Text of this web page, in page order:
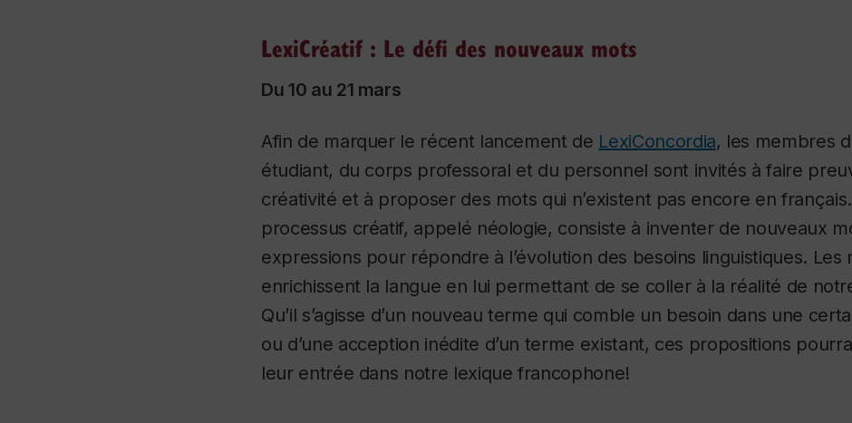
LexiCréatif : Le défi des nouveaux mots
Du 10 au 21 mars
Afin de marquer le récent lancement de LexiConcordia, les membres
étudiant, du corps professoral et du personnel sont invités à faire
créativité et à proposer des mots qui n’existent pas encore en
processus créatif, appelé néologie, consiste à inventer de nouveaux
expressions pour répondre à l’évolution des besoins linguistiques. Les
enrichissent la langue en lui permettant de se coller à la réalité de
Qu’il s’agisse d’un nouveau terme qui comble un besoin dans une
ou d’une acception inédite d’un terme existant, ces propositions
leur entrée dans notre lexique francophone!